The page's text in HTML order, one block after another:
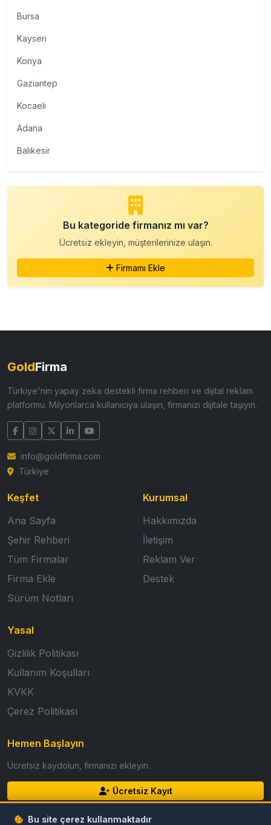
Bursa
Kayseri
Konya
Gaziantep
Kocaeli
Adana
Balıkesir
Bu kategoride firmanız mı var?
Ücretsiz ekleyin, müşterilerinize ulaşın.
Firmamı Ekle
GoldFirma
Türkiye'nin yapay zeka destekli firma rehberi ve dijital reklam
platformu. Milyonlarca kullanıcıya ulaşın, firmanızı dijitale taşıyın.
info@goldfirma.com
Türkiye
Keşfet
Ana Sayfa
Şehir Rehberi
Tüm Firmalar
Firma Ekle
Sürüm Notları
Kurumsal
Hakkımızda
İletişim
Reklam Ver
Destek
Yasal
Gizlilik Politikası
Kullanım Koşulları
KVKK
Çerez Politikası
Hemen Başlayın
Ücretsiz kaydolun, firmanızı ekleyin.
Ücretsiz Kayıt
Giriş Yap
Bu site çerez kullanmaktadır